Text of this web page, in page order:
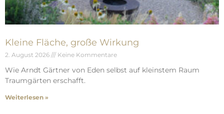
Kleine Fläche, große Wirkung
2. August 2026 Keine Kommentare
Wie Arndt Gärtner von Eden selbst auf kleinstem Raum
Traumgärten erschafft.
Weiterlesen »